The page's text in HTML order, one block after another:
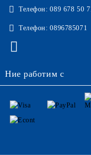
Телефон: 089 678 50
Телефон: 0896785071
Ние работим с